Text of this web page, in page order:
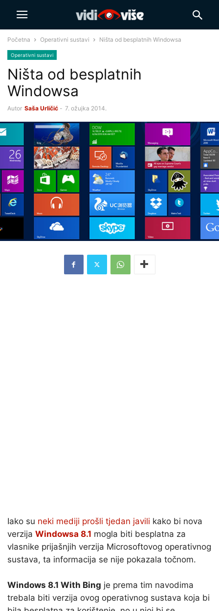
Početna Operativni sustavi Ništa od besplatnih Windowsa
Operativni sustavi
Ništa od besplatnih
Windowsa
Autor Saša Urličić - 7. ožujka 2014.
Iako su neki mediji prošli tjedan javili kako bi nova
verzija Windowsa 8.1 mogla biti besplatna za
vlasnike prijašnjih verzija Microsoftovog operativnog
sustava, ta informacija se nije pokazala točnom.
Windows 8.1 With Bing je prema tim navodima
trebala biti verzija ovog operativnog sustava koja bi